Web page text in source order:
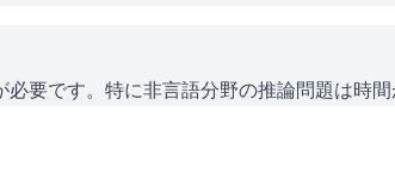
要です。特に非言語分野の推論問題は時